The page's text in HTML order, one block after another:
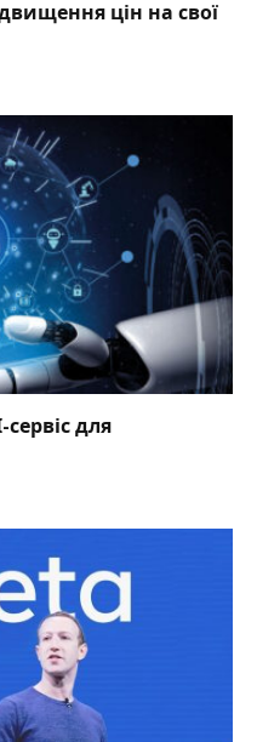
цін на свої
для